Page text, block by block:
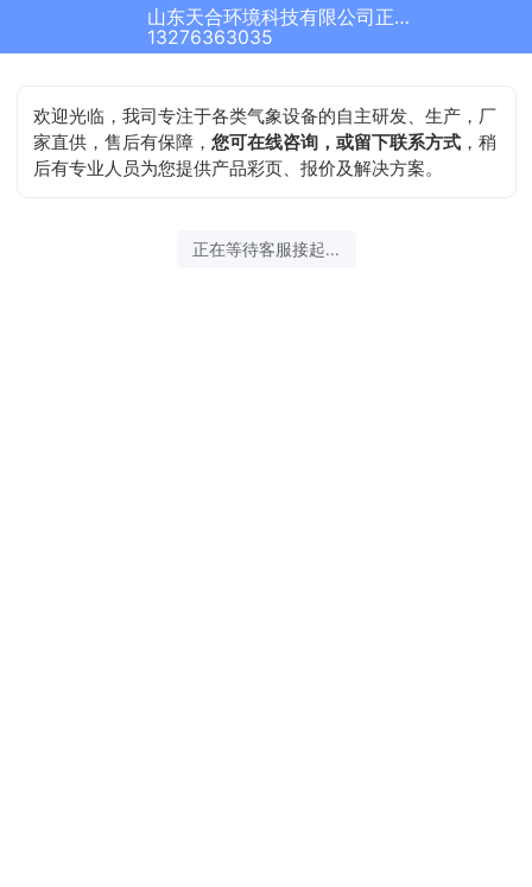
山东天合环境科技有限公司正在为您服务
13276363035
欢迎光临，我司专注于各类气象设备的自主研发、生产，厂
家直供，售后有保障，您可在线咨询，或留下联系方式 ，稍
后有专业人员为您提供产品彩页、报价及解决方案。
正在等待客服接起...